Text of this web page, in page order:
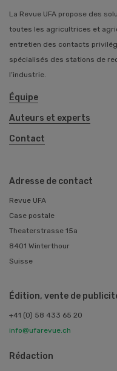
La Revue UFA propose des
toutes les agricultrices et
entretien des contacts
spécialisés des stations de
l’industrie.
Équipe
Auteurs et experts
Contact
Adresse de contact
Revue UFA
Case postale
Theaterstrasse 15a
8401 Winterthour
Suisse
Édition, vente de
+41 (0) 58 433 65 20
info@ufarevue.ch
Rédaction